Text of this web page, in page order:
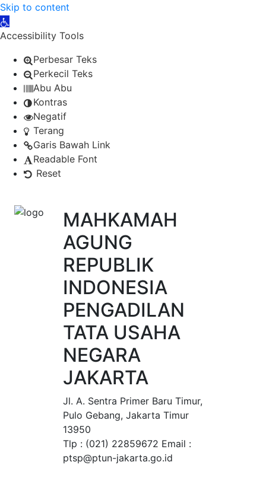
Skip to content
Open toolbar
Accessibility Tools
Perbesar Teks
Perkecil Teks
Abu Abu
Kontras
Negatif
Terang
Garis Bawah Link
Readable Font
Reset
MAHKAMAH
AGUNG
REPUBLIK
INDONESIA
PENGADILAN
TATA USAHA
NEGARA
JAKARTA
Jl. A. Sentra Primer Baru Timur,
Pulo Gebang, Jakarta Timur
13950
Tlp : (021) 22859672 Email :
ptsp@ptun-jakarta.go.id